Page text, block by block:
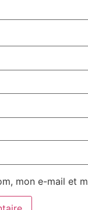
mon e-mail et